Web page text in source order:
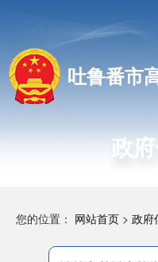
吐鲁番市
政
您的位置： 网站首页 > 政府